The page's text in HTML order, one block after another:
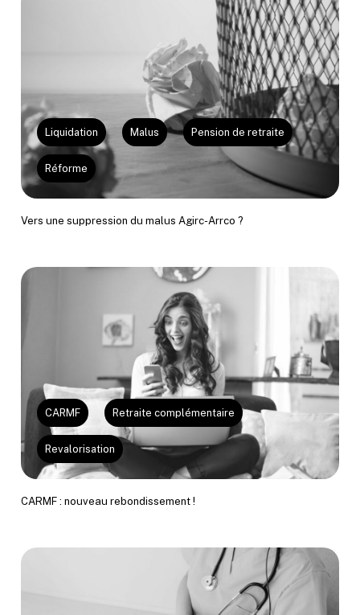
Liquidation Malus Pension de retraite
Réforme
Vers une suppression du malus Agirc-Arrco ?
CARMF Retraite complémentaire
Revalorisation
CARMF : nouveau rebondissement !